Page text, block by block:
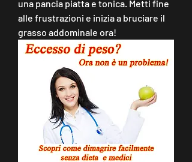
una pancia piatta e tonica. Metti fine
alle frustrazioni e inizia a bruciare il
grasso addominale ora!